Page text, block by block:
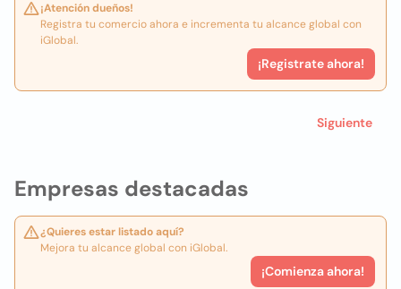
Empresas destacadas
¿Quieres estar listado aquí?
Mejora tu alcance global con iGlobal.
¡Comienza ahora!
¡Atención dueños!
Registra tu comercio ahora e incrementa tu alcance global con
iGlobal.
¡Registrate ahora!
Siguiente